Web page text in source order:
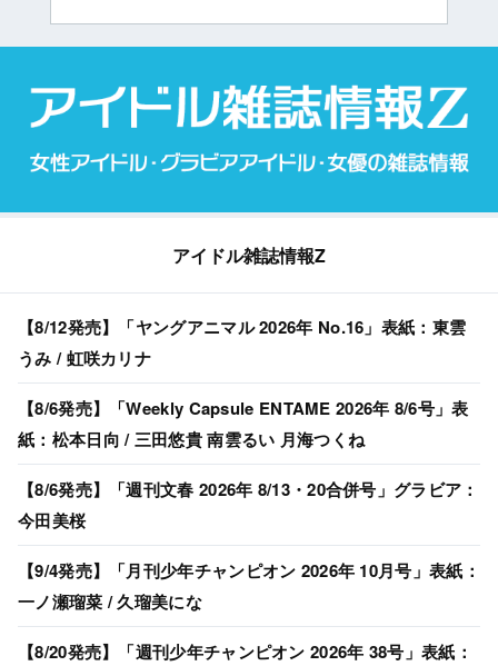
アイドル雑誌情報Z
【8/12発売】「ヤングアニマル 2026年 No.16」表紙：東雲
うみ / 虹咲カリナ
【8/6発売】「Weekly Capsule ENTAME 2026年 8/6号」表
紙：松本日向 / 三田悠貴 南雲るい 月海つくね
【8/6発売】「週刊文春 2026年 8/13・20合併号」グラビア：
今田美桜
【9/4発売】「月刊少年チャンピオン 2026年 10月号」表紙：
一ノ瀬瑠菜 / 久瑠美にな
【8/20発売】「週刊少年チャンピオン 2026年 38号」表紙：